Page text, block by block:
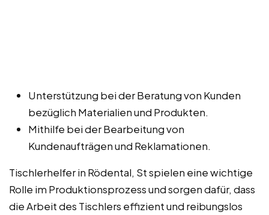
Unterstützung bei der Beratung von Kunden
bezüglich Materialien und Produkten.
Mithilfe bei der Bearbeitung von
Kundenaufträgen und Reklamationen.
Tischlerhelfer in Rödental, St spielen eine wichtige
Rolle im Produktionsprozess und sorgen dafür, dass
die Arbeit des Tischlers effizient und reibungslos